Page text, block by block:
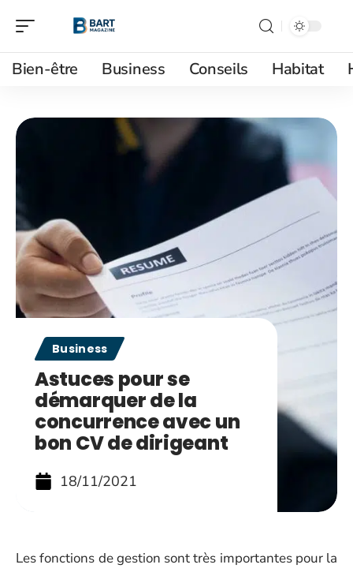
Bien-être Business Conseils Habitat
Business
Astuces pour se
démarquer de la
concurrence avec un
bon CV de dirigeant
18/11/2021
Les fonctions de gestion sont très importantes pour la